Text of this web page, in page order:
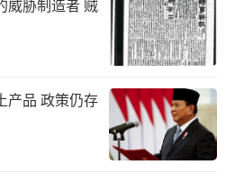
威胁制造者 贼
产品 政策仍存